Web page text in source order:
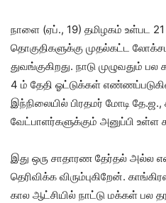
நாளை (ஏப்., 19) தமிழகம் உள்பட 21
தொகுதிகளுக்கு முதல்கட்ட
துவங்குகிறது. நாடு முழுவதும்
4 ம் தேதி ஓட்டுக்கள்
இந்நிலையில் பிரதமர் மோடி
வேட்பாளர்களுக்கும் அனுப்பி உள்ள
இது ஒரு சாதாரண தேர்தல் அல்ல
தெரிவிக்க விரும்புகிறேன்.
கால ஆட்சியில் நாட்டு மக்கள் பல